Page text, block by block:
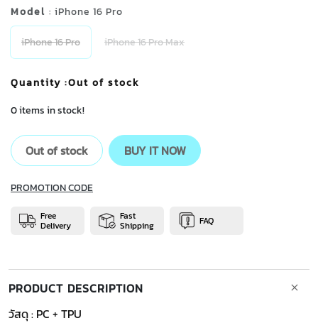
Model : iPhone 16 Pro
iPhone 16 Pro iPhone 16 Pro Max
Quantity :Out of stock
0 items in stock!
Out of stock BUY IT NOW
PROMOTION CODE
Free
Delivery
Fast
Shipping FAQ
PRODUCT DESCRIPTION
วัสดุ : PC + TPU